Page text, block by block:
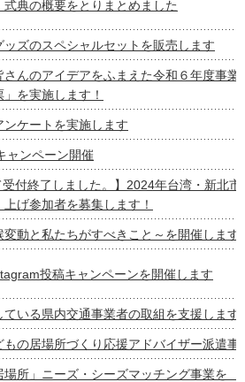
典の概要をとりまとめました
ズのスペシャルセットを販売します
んのアイデアをふまえた令和６年度事業
を実施します！
ケートを実施します
ャンペーン開催
受付終了しました。】2024年台湾・新北
げ参加者を募集します！
動と私たちがすべきこと～を開催します
投稿キャンペーンを開催します
いる県内交通事業者の取組を支援します
の居場所づくり応援アドバイザー派遣事
居場所」ニーズ・シーズマッチング